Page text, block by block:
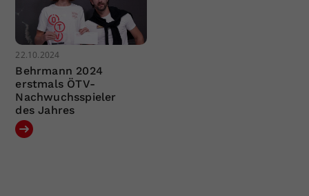
22.10.2024
Behrmann 2024
erstmals ÖTV-
Nachwuchsspieler
des Jahres